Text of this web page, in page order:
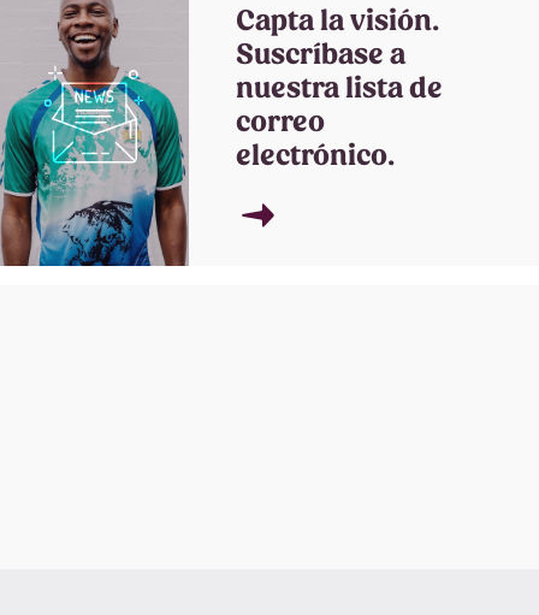
Capta la visión.
Suscríbase a
nuestra lista de
correo
electrónico.
→